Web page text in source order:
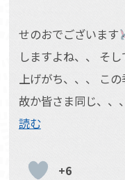
せのおでございます
しますよね、、 そ
上げがち、、、 こ
故か皆さま同じ、
読む
+6